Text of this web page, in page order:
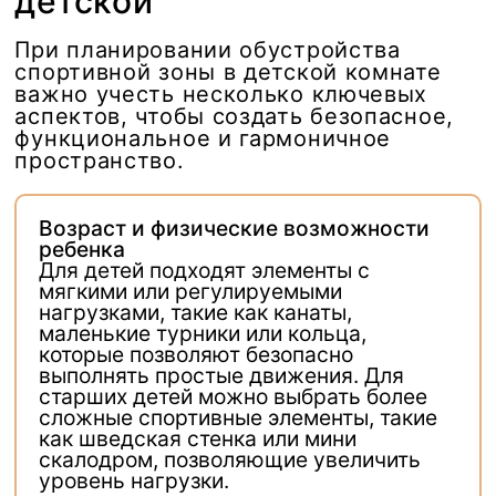
При планировании обустройства
спортивной зоны в детской комнате
важно учесть несколько ключевых
аспектов, чтобы создать безопасное,
функциональное и гармоничное
пространство.
Возраст и физические возможности
ребенка
Для детей подходят элементы с
мягкими или регулируемыми
нагрузками, такие как канаты,
маленькие турники или кольца,
которые позволяют безопасно
выполнять простые движения. Для
старших детей можно выбрать более
сложные спортивные элементы, такие
как шведская стенка или мини
скалодром, позволяющие увеличить
уровень нагрузки.